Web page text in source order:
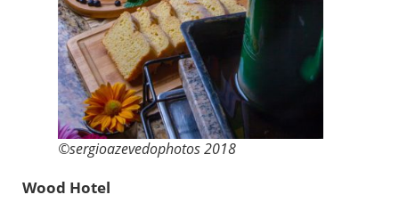
©sergioazevedophotos 2018
Wood Hotel